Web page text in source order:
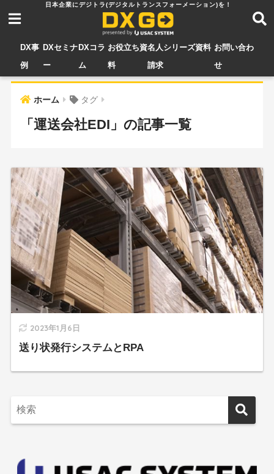
DX事
例
DXセミナ
ー
DXコラ
ム
お役立ち資
料
名人シリーズ資料
請求
お問い合わ
せ
ホーム タグ
「運送会社EDI」の記事一覧
2023年1月6日
送り状発行システムとRPA